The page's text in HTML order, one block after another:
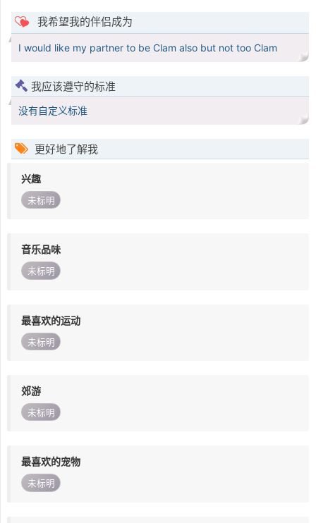
我希望我的伴侣成为
I would like my partner to be Clam also but not too Clam
我应该遵守的标准
没有自定义标准
更好地了解我
兴趣
未标明
音乐品味
未标明
最喜欢的运动
未标明
郊游
未标明
最喜欢的宠物
未标明